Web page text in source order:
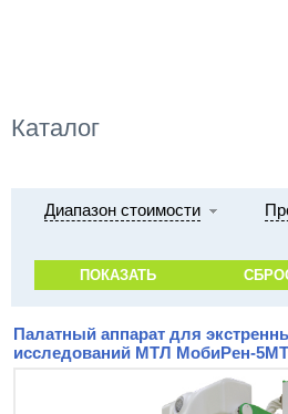
Каталог
Диапазон стоимости
Палатный аппарат для
исследований МТЛ МобиРен-5МТ